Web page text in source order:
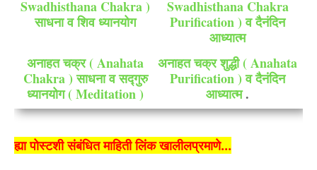
Swadhisthana Chakra )
साधना व शिव ध्यानयोग
Swadhisthana Chakra
Purification ) व दैनंदिन
आध्यात्म
अनाहत चक्र ( Anahata
Chakra ) साधना व सद्गुरु
ध्यानयोग ( Meditation )
अनाहत चक्र शुद्धी ( Anahata
Purification ) व दैनंदिन
आध्यात्म.
ह्या पोस्टशी संबंधित माहिती लिंक खालीलप्रमाणे...